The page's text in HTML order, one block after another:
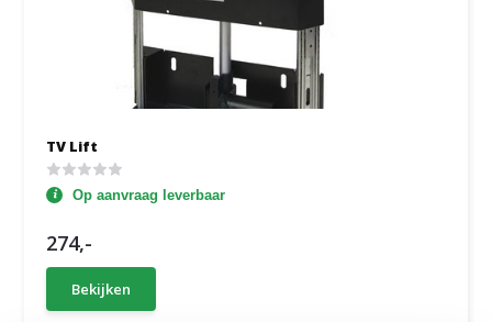
TV Lift
Op aanvraag leverbaar
274,-
Bekijken